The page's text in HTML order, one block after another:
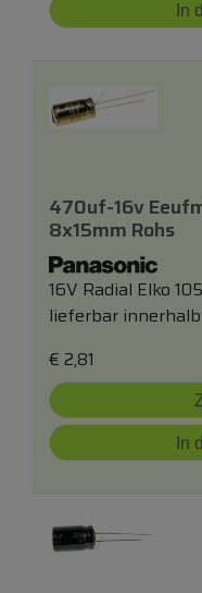
In
470uf-16v
8x15mm Rohs
16V Radial Elko
lieferbar
€ 2,81
In